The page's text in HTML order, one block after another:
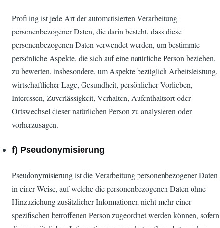
Profiling ist jede Art der automatisierten Verarbeitung
personenbezogener Daten, die darin besteht, dass diese
personenbezogenen Daten verwendet werden, um bestimmte
persönliche Aspekte, die sich auf eine natürliche Person beziehen,
zu bewerten, insbesondere, um Aspekte bezüglich Arbeitsleistung,
wirtschaftlicher Lage, Gesundheit, persönlicher Vorlieben,
Interessen, Zuverlässigkeit, Verhalten, Aufenthaltsort oder
Ortswechsel dieser natürlichen Person zu analysieren oder
vorherzusagen.
f) Pseudonymisierung
Pseudonymisierung ist die Verarbeitung personenbezogener Daten
in einer Weise, auf welche die personenbezogenen Daten ohne
Hinzuziehung zusätzlicher Informationen nicht mehr einer
spezifischen betroffenen Person zugeordnet werden können, sofern